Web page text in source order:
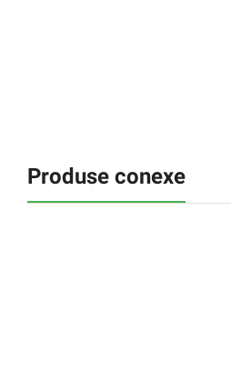
Produse conexe